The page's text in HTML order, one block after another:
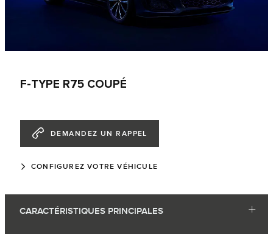
F-TYPE R75 COUPÉ
DEMANDEZ UN RAPPEL
CONFIGUREZ VOTRE VÉHICULE
CARACTÉRISTIQUES PRINCIPALES